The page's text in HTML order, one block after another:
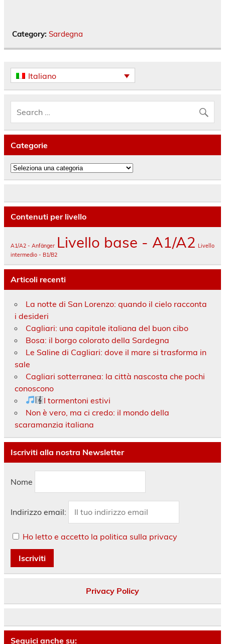
Category: Sardegna
Italiano
Categorie
Categorie
Contenuti per livello
A1/A2 - Anfänger Livello base - A1/A2 Livello
intermedio - B1/B2
Articoli recenti
La notte di San Lorenzo: quando il cielo racconta
i desideri
Cagliari: una capitale italiana del buon cibo
Bosa: il borgo colorato della Sardegna
Le Saline di Cagliari: dove il mare si trasforma in
sale
Cagliari sotterranea: la città nascosta che pochi
conoscono
I tormentoni estivi
Non è vero, ma ci credo: il mondo della
scaramanzia italiana
Iscriviti alla nostra Newsletter
Nome
Indirizzo email:
Ho letto e accetto la politica sulla privacy
Privacy Policy
Seguici anche su: